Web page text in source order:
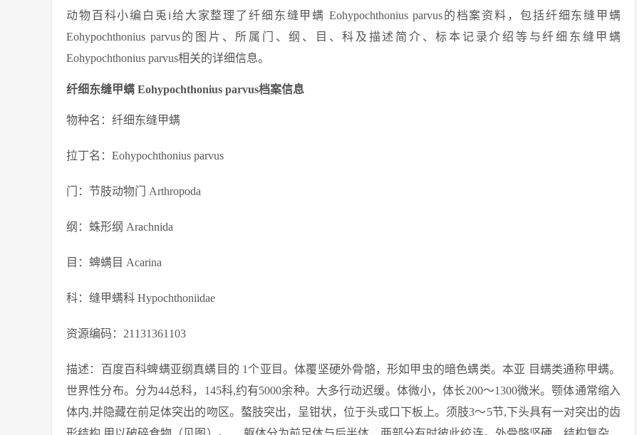
动物百科小编白兎i给大家整理了纤细东缝甲螨 Eohypochthonius parvus的档案资料，包括纤细东缝甲螨
Eohypochthonius parvus的图片、所属门、纲、目、科及描述简介、标本记录介绍等与纤细东缝甲螨
Eohypochthonius parvus相关的详细信息。
纤细东缝甲螨 Eohypochthonius parvus档案信息
物种名：纤细东缝甲螨
拉丁名：Eohypochthonius parvus
门：节肢动物门 Arthropoda
纲：蛛形纲 Arachnida
目：蜱螨目 Acarina
科：缝甲螨科 Hypochthoniidae
资源编码：21131361103
描述：百度百科蜱螨亚纲真螨目的 1个亚目。体覆坚硬外骨骼，形如甲虫的暗色螨类。本亚 目螨类通称甲螨。
世界性分布。分为44总科，145科,约有5000余种。大多行动迟缓。体微小，体长200～1300微米。颚体通常缩入
体内,并隐藏在前足体突出的吻区。螯肢突出，呈钳状，位于头或口下板上。须肢3～5节,下头具有一对突出的齿